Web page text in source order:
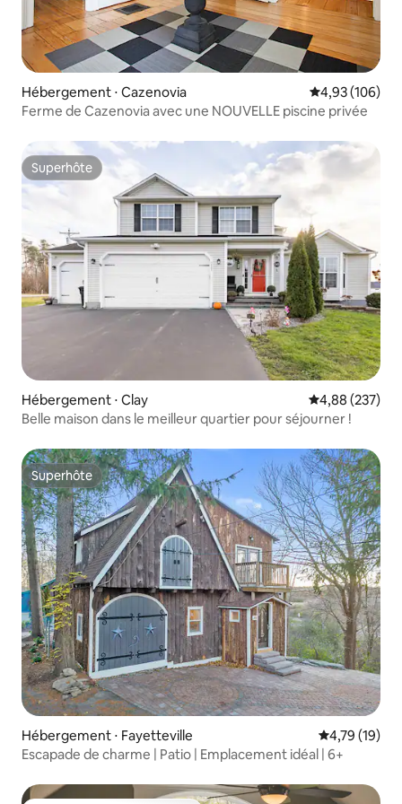
Hébergement ⋅ Cazenovia Évaluation
4,93 (106)
Ferme de Cazenovia avec une NOUVELLE piscine privée
Superhôte
Superhôte
Hébergement ⋅ Clay Évaluation
4,88 (237)
Belle maison dans le meilleur quartier pour séjourner !
Superhôte
Superhôte
Hébergement ⋅ Fayetteville Évaluation
4,79 (19)
Escapade de charme | Patio | Emplacement idéal | 6+